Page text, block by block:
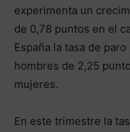
experimenta un
de 0,78 puntos en el
España la tasa de
hombres de 2,25
mujeres.
En este trimestre la